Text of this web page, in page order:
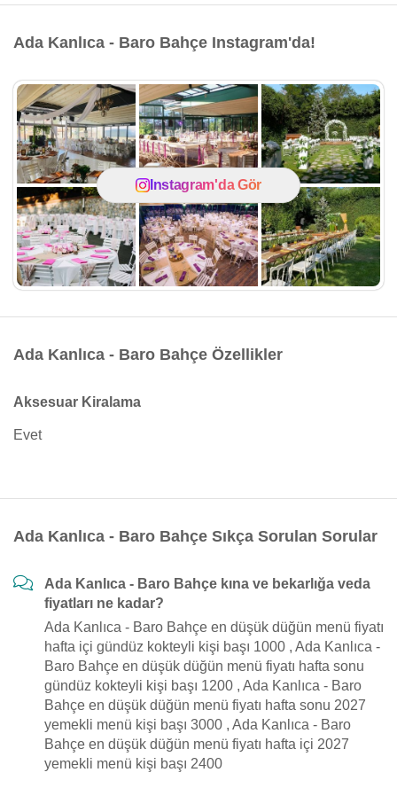
Ada Kanlıca - Baro Bahçe Instagram'da!
Instagram'da Gör
Ada Kanlıca - Baro Bahçe Özellikler
Aksesuar Kiralama
Evet
Ada Kanlıca - Baro Bahçe Sıkça Sorulan Sorular
Ada Kanlıca - Baro Bahçe kına ve bekarlığa veda
fiyatları ne kadar?
Ada Kanlıca - Baro Bahçe en düşük düğün menü fiyatı
hafta içi gündüz kokteyli kişi başı 1000 , Ada Kanlıca -
Baro Bahçe en düşük düğün menü fiyatı hafta sonu
gündüz kokteyli kişi başı 1200 , Ada Kanlıca - Baro
Bahçe en düşük düğün menü fiyatı hafta sonu 2027
yemekli menü kişi başı 3000 , Ada Kanlıca - Baro
Bahçe en düşük düğün menü fiyatı hafta içi 2027
yemekli menü kişi başı 2400